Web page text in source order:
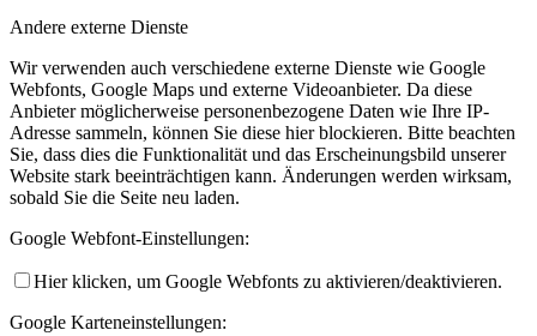
Andere externe Dienste
Wir verwenden auch verschiedene externe Dienste wie Google
Webfonts, Google Maps und externe Videoanbieter. Da diese
Anbieter möglicherweise personenbezogene Daten wie Ihre IP-
Adresse sammeln, können Sie diese hier blockieren. Bitte beachten
Sie, dass dies die Funktionalität und das Erscheinungsbild unserer
Website stark beeinträchtigen kann. Änderungen werden wirksam,
sobald Sie die Seite neu laden.
Google Webfont-Einstellungen:
Hier klicken, um Google Webfonts zu aktivieren/deaktivieren.
Google Karteneinstellungen: